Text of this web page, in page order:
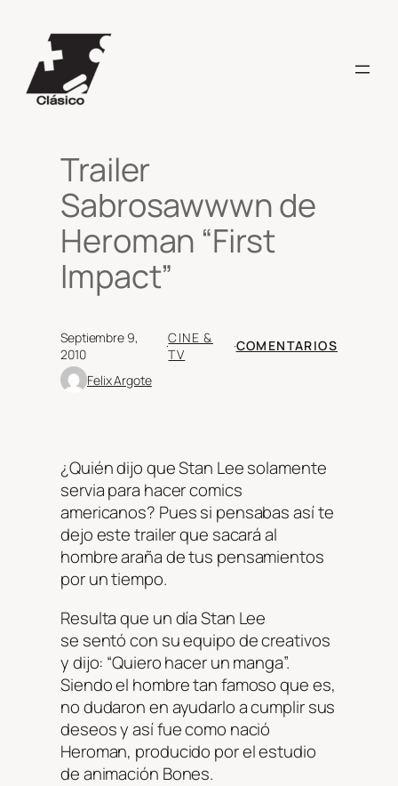
contenido
Trailer
Sabrosawwwn de
Heroman “First
Impact”
Septiembre 9,
2010
·CINE &
TV
·COMENTARIOS
Felix Argote
¿Quién dijo que Stan Lee solamente
servia para hacer comics
americanos? Pues si pensabas así te
dejo este trailer que sacará al
hombre araña de tus pensamientos
por un tiempo.
Resulta que un día Stan Lee
se sentó con su equipo de creativos
y dijo: “Quiero hacer un manga”.
Siendo el hombre tan famoso que es,
no dudaron en ayudarlo a cumplir sus
deseos y así fue como nació
Heroman, producido por el estudio
de animación Bones.